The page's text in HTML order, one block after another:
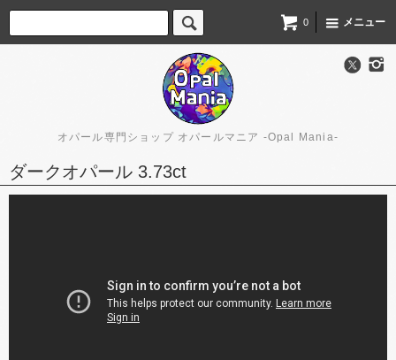
0 メニュー
オパール専門ショップ オパールマニア -Opal Mania-
ダークオパール 3.73ct